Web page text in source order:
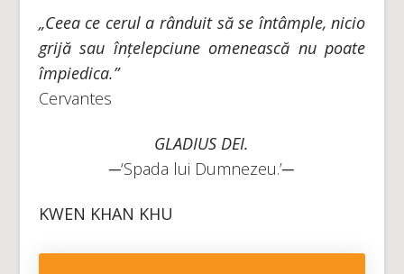
„Ceea ce cerul a rânduit să se întâmple, nicio
grijă sau înțelepciune omenească nu poate
împiedica.”
Cervantes
GLADIUS DEI.
─‘Spada lui Dumnezeu.’─
KWEN KHAN KHU